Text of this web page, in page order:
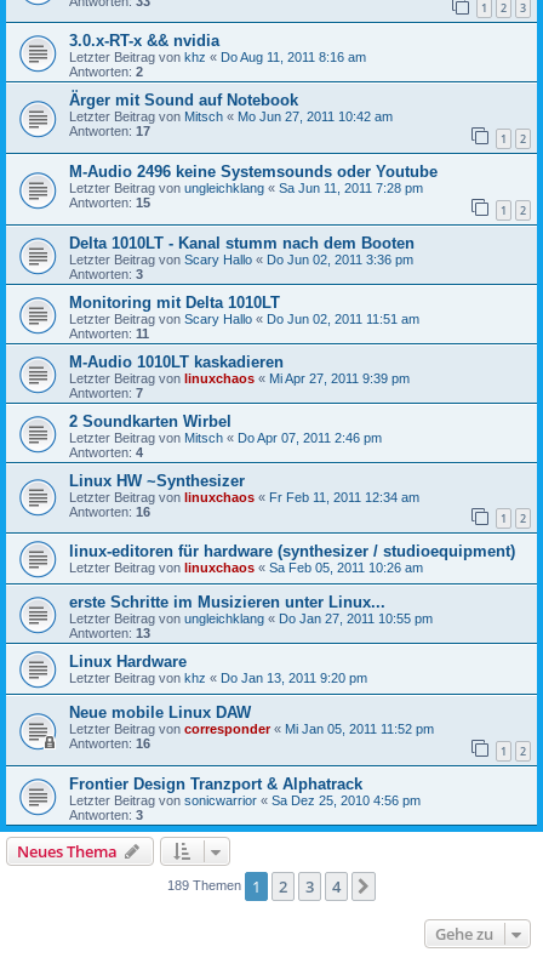
1 2 3
3.0.x-RT-x && nvidia
Letzter Beitrag von khz « Do Aug 11, 2011 8:16 am
Antworten: 2
Ärger mit Sound auf Notebook
Letzter Beitrag von Mitsch « Mo Jun 27, 2011 10:42 am
Antworten: 17 1 2
M-Audio 2496 keine Systemsounds oder Youtube
Letzter Beitrag von ungleichklang « Sa Jun 11, 2011 7:28 pm
Antworten: 15 1 2
Delta 1010LT - Kanal stumm nach dem Booten
Letzter Beitrag von Scary Hallo « Do Jun 02, 2011 3:36 pm
Antworten: 3
Monitoring mit Delta 1010LT
Letzter Beitrag von Scary Hallo « Do Jun 02, 2011 11:51 am
Antworten: 11
M-Audio 1010LT kaskadieren
Letzter Beitrag von linuxchaos « Mi Apr 27, 2011 9:39 pm
Antworten: 7
2 Soundkarten Wirbel
Letzter Beitrag von Mitsch « Do Apr 07, 2011 2:46 pm
Antworten: 4
Linux HW ~Synthesizer
Letzter Beitrag von linuxchaos « Fr Feb 11, 2011 12:34 am
Antworten: 16 1 2
linux-editoren für hardware (synthesizer / studioequipment)
Letzter Beitrag von linuxchaos « Sa Feb 05, 2011 10:26 am
erste Schritte im Musizieren unter Linux...
Letzter Beitrag von ungleichklang « Do Jan 27, 2011 10:55 pm
Antworten: 13
Linux Hardware
Letzter Beitrag von khz « Do Jan 13, 2011 9:20 pm
Neue mobile Linux DAW
Letzter Beitrag von corresponder« Mi Jan 05, 2011 11:52 pm
Antworten: 16 1 2
Frontier Design Tranzport & Alphatrack
Letzter Beitrag von sonicwarrior « Sa Dez 25, 2010 4:56 pm
Antworten: 3
Neues Thema
189 Themen 1 2 3 4
Gehe zu